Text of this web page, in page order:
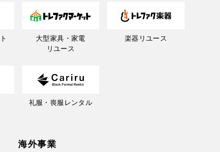
大型家具・家電
リユース
楽器リユース
礼服・喪服レンタル
海外事業